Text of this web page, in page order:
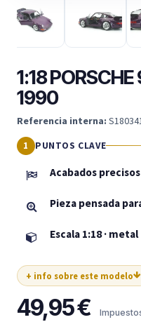
1:18
1990
Referencia interna:
PUNTOS CLAVE
Acabados
Pieza pensada
Escala 1:18 · metal
+ info sobre este modelo
49,95€